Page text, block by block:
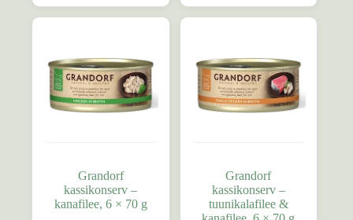
Grandorf
kassikonserv –
kanafilee, 6 × 70 g
Grandorf
kassikonserv –
tuunikalafilee &